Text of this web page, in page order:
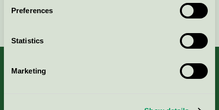
Preferences
Statistics
Marketing